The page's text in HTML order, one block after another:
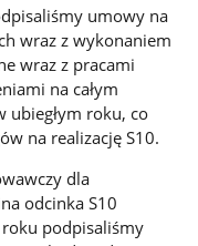
umowy na
wraz z wykonaniem
wraz z pracami
na całym
ubiegłym roku, co
na realizację S10.
dla
odcinka S10
roku podpisaliśmy